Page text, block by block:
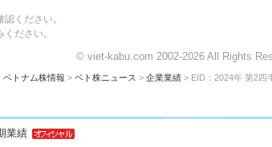
ください。
ださい。
© viet-kabu.com 2002-2026 All Rights
ベトナム株情報 > ベト株ニュース > 企業業績 > EID：2024年 第2四
業績